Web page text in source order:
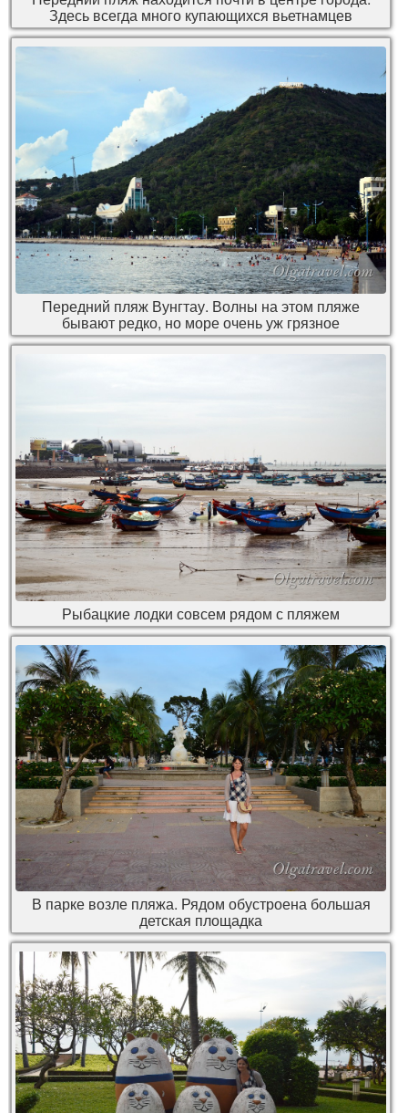
Здесь всегда много купающихся вьетнамцев
Передний пляж Вунгтау. Волны на этом пляже
бывают редко, но море очень уж грязное
Рыбацкие лодки совсем рядом с пляжем
В парке возле пляжа. Рядом обустроена большая
детская площадка